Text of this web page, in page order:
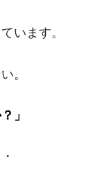
います。
。
」